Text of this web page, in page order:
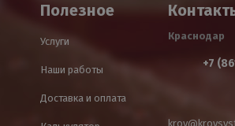
Полезное
Услуги
Наши работы
Доставка и оплата
Краснодар
+7